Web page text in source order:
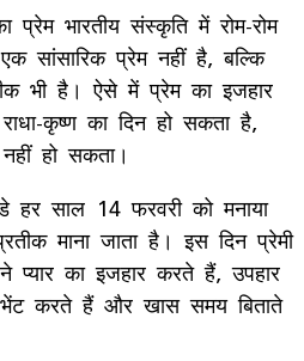
प्रेम भारतीय संस्कृति में रोम-रोम
प्रेम नहीं है, बल्कि
भी है। ऐसे में प्रेम का इजहार
कृष्ण का दिन हो सकता है,
हो सकता।
साल 14 फरवरी को मनाया
माना जाता है। इस दिन प्रेमी
का इजहार करते हैं, उपहार
करते हैं और खास समय बिताते